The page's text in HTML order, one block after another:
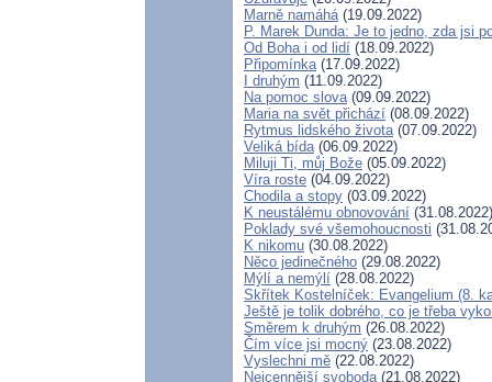
Marně namáhá(19.09.2022)
P. Marek Dunda: Je to jedno, zda jsi
Od Boha i od lidí (18.09.2022)
Připomínka(17.09.2022)
I druhým (11.09.2022)
Na pomoc slova(09.09.2022)
Maria na svět přichází (08.09.2022)
Rytmus lidského života(07.09.2022)
Veliká bída(06.09.2022)
Miluji Ti, můj Bože (05.09.2022)
Víra roste (04.09.2022)
Chodila a stopy (03.09.2022)
K neustálému obnovování (31.08.2022)
Poklady své všemohoucnosti
K nikomu (30.08.2022)
Něco jedinečného (29.08.2022)
Mýlí a nemýlí (28.08.2022)
Skřítek Kostelníček: Evangelium (8.
Ještě je tolik dobrého, co je třeba
Směrem k druhým (26.08.2022)
Čím více jsi mocný (23.08.2022)
Vyslechni mě (22.08.2022)
Nejcennější svoboda(21.08.2022)